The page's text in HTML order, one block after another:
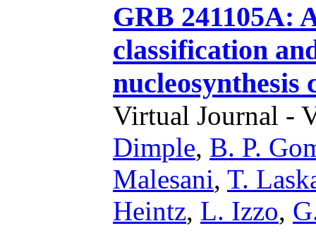
GRB 241105A:
classification
nucleosynthesis
Virtual Journal -
Dimple, B. P.
Malesani, T.
Heintz, L. Izzo,